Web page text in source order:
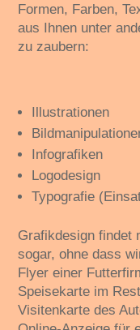
Formen, Farben,
aus Ihnen unter
zu zaubern:
Illustrationen
Infografiken
Logodesign
Typografie
Grafikdesign findet
sogar, ohne dass
Flyer einer
Speisekarte im
Visitenkarte des